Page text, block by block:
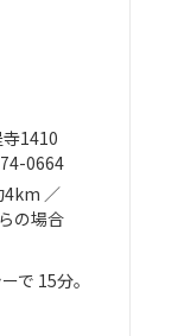
1410
0664
4km ／
の場合
で 15分。